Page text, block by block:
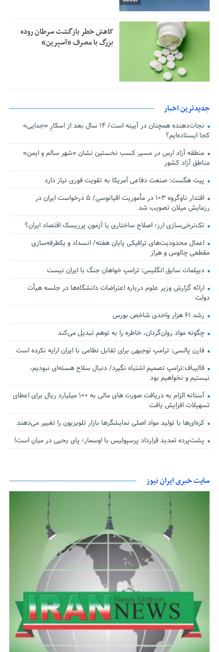
کاهش خطر بازگشت سرطان روده
بزرگ با مصرف «آسپرین»
جدیدترین اخبار
نجات‌دهنده‌ همچنان در آیینه است/ ۱۴ سال بعد از اسکارِ «جدایی»
کجا ایستاده‌ایم؟
منطقه آزاد ارس در مسیر کسب نخستین نشان «شهر سالم و ایمن»
مناطق آزاد کشور
پیت هگست: صنعت دفاعی آمریکا به تقویت فوری نیاز دارد
اقتدار ناوگروه ۱۰۳ در مأموریت‌ اقیانوسی/ ۵ درخواست ایران در
رزمایش میلان تصویب شد
تک‌نرخی‌سازی ارز؛ اصلاح ساختاری یا آزمون پرریسک اقتصاد ایران؟
اعمال محدودیت‌های ترافیکی پایان هفته/ انسداد و یکطرفه‌سازی
مقطعی چالوس و هراز
دیپلمات سابق انگلیس:‌ ترامپ خواهان جنگ با ایران نیست
ارائه گزارش وزیر علوم درباره اعتراضات دانشگاه‌ها در جلسه هیأت
دولت
رشد ۶۱ هزار واحدی شاخص بورس
چگونه مواد روان‌گردان، خاطره را به توهم تبدیل می‌کند
فارن پالسی: ترامپ توجیهی برای تقابل نظامی با ایران ارایه نکرده است
قالیباف:ترامپ تصمیم اشتباه نگیرد/ دنبال سلاح هسته‌ای نبودیم،
نیستیم و نخواهیم بود
آستانه الزام به دریافت صورت های مالی به ۱۰۰ میلیارد ریال برای اعطای
تسهیلات افزایش یافت
کره‌ای‌ها با تولید مواد اصلی نمایشگرها بازار تلویزیون را تغییر می‌دهند
پشت‌پرده تمدید قرارداد پرسپولیس با اوسمار؛ پای یحیی در میان است!
سایت خبری ایران نیوز